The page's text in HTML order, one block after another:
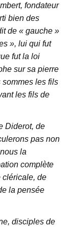
fondateur
bien des
de « gauche »
», lui qui fut
fut la loi
sur sa pierre
les fils
les fils de
Diderot, de
pas non
la
complète
cléricale, de
la pensée
disciples de